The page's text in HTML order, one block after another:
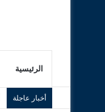
الرئيسية
أخبار عاجلة